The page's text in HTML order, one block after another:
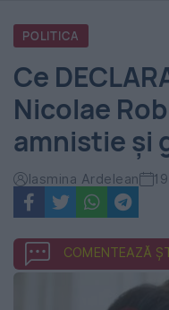
România
-
Evenimentul
Zilei
POLITICA
Ce
Nicolae
amnistie şi
Iasmina Ardelean
COMENTEAZĂ